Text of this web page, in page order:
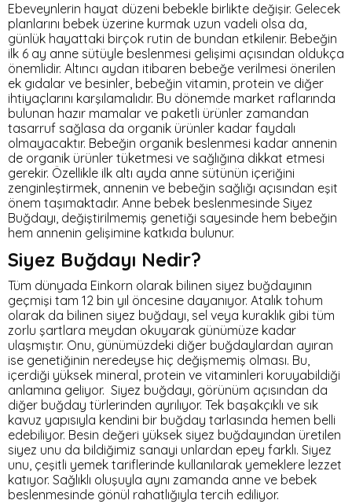
Ebeveynlerin hayat düzeni bebekle birlikte değişir. Gelecek
planlarını bebek üzerine kurmak uzun vadeli olsa da,
günlük hayattaki birçok rutin de bundan etkilenir. Bebeğin
ilk 6 ay anne sütüyle beslenmesi gelişimi açısından oldukça
önemlidir. Altıncı aydan itibaren bebeğe verilmesi önerilen
ek gıdalar ve besinler, bebeğin vitamin, protein ve diğer
ihtiyaçlarını karşılamalıdır. Bu dönemde market raflarında
bulunan hazır mamalar ve paketli ürünler zamandan
tasarruf sağlasa da organik ürünler kadar faydalı
olmayacaktır. Bebeğin organik beslenmesi kadar annenin
de organik ürünler tüketmesi ve sağlığına dikkat etmesi
gerekir. Özellikle ilk altı ayda anne sütünün içeriğini
zenginleştirmek, annenin ve bebeğin sağlığı açısından eşit
önem taşımaktadır. Anne bebek beslenmesinde Siyez
Buğdayı, değiştirilmemiş genetiği sayesinde hem bebeğin
hem annenin gelişimine katkıda bulunur.
Siyez Buğdayı Nedir?
Tüm dünyada Einkorn olarak bilinen siyez buğdayının
geçmişi tam 12 bin yıl öncesine dayanıyor. Atalık tohum
olarak da bilinen siyez buğdayı, sel veya kuraklık gibi tüm
zorlu şartlara meydan okuyarak günümüze kadar
ulaşmıştır. Onu, günümüzdeki diğer buğdaylardan ayıran
ise genetiğinin neredeyse hiç değişmemiş olması. Bu,
içerdiği yüksek mineral, protein ve vitaminleri koruyabildiği
anlamına geliyor. Siyez buğdayı, görünüm açısından da
diğer buğday türlerinden ayrılıyor. Tek başakçıklı ve sık
kavuz yapısıyla kendini bir buğday tarlasında hemen belli
edebiliyor. Besin değeri yüksek siyez buğdayından üretilen
siyez unu da bildiğimiz sanayi unlardan epey farklı. Siyez
unu, çeşitli yemek tariflerinde kullanılarak yemeklere lezzet
katıyor. Sağlıklı oluşuyla aynı zamanda anne ve bebek
beslenmesinde gönül rahatlığıyla tercih ediliyor.